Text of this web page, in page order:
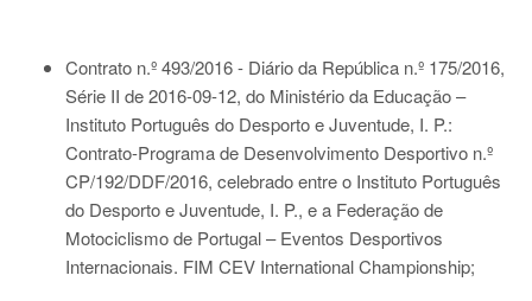
Contrato n.º 493/2016 - Diário da República n.º 175/2016,
Série II de 2016-09-12, do Ministério da Educação –
Instituto Português do Desporto e Juventude, I. P.:
Contrato-Programa de Desenvolvimento Desportivo n.º
CP/192/DDF/2016, celebrado entre o Instituto Português
do Desporto e Juventude, I. P., e a Federação de
Motociclismo de Portugal – Eventos Desportivos
Internacionais. FIM CEV International Championship;